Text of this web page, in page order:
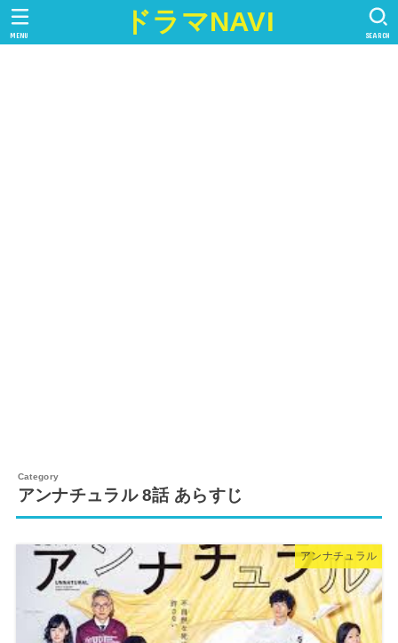
ドラマNAVI SEARCH
MENU
アンナチュラル 8話 あらすじ
アンナチュラル